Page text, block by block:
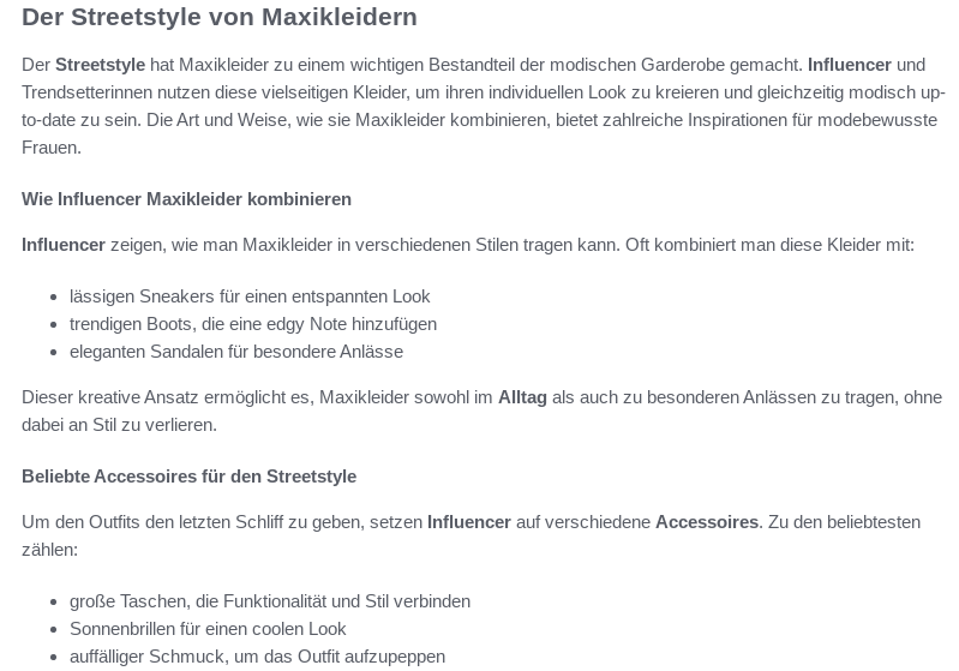
Der Streetstyle von Maxikleidern
Der Streetstyle hat Maxikleider zu einem wichtigen Bestandteil der modischen Garderobe gemacht. Influencer und
Trendsetterinnen nutzen diese vielseitigen Kleider, um ihren individuellen Look zu kreieren und gleichzeitig modisch up-
to-date zu sein. Die Art und Weise, wie sie Maxikleider kombinieren, bietet zahlreiche Inspirationen für modebewusste
Frauen.
Wie Influencer Maxikleider kombinieren
Influencer zeigen, wie man Maxikleider in verschiedenen Stilen tragen kann. Oft kombiniert man diese Kleider mit:
lässigen Sneakers für einen entspannten Look
trendigen Boots, die eine edgy Note hinzufügen
eleganten Sandalen für besondere Anlässe
Dieser kreative Ansatz ermöglicht es, Maxikleider sowohl im Alltag als auch zu besonderen Anlässen zu tragen, ohne
dabei an Stil zu verlieren.
Beliebte Accessoires für den Streetstyle
Um den Outfits den letzten Schliff zu geben, setzen Influencer auf verschiedene Accessoires. Zu den beliebtesten
zählen:
große Taschen, die Funktionalität und Stil verbinden
Sonnenbrillen für einen coolen Look
auffälliger Schmuck, um das Outfit aufzupeppen